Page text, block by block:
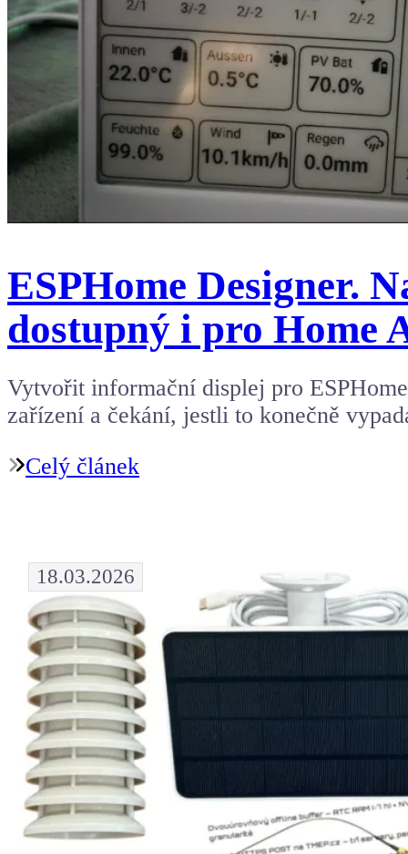
ESPHome Designer.
dostupný i pro Home
Vytvořit informační displej pro
zařízení a čekání, jestli to konečně
Celý článek
18.03.2026